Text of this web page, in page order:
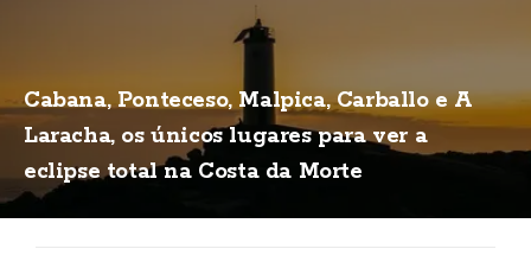
Cabana, Ponteceso, Malpica, Carballo e A
Laracha, os únicos lugares para ver a
eclipse total na Costa da Morte